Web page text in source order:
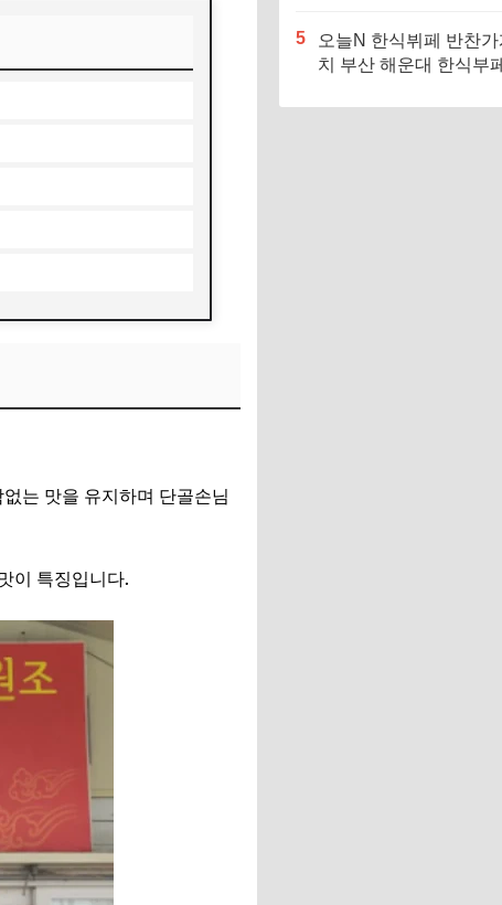
는 맛을 유지하며 단골손님
이 특징입니다.
5
오늘N 한식뷔페 반찬
치 부산 해운대 한식부
장인)